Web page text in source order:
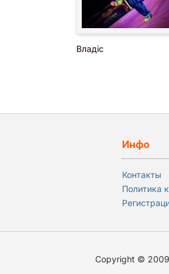
Владіс
Инфо
Контакты
Политика
Copyright © 2009